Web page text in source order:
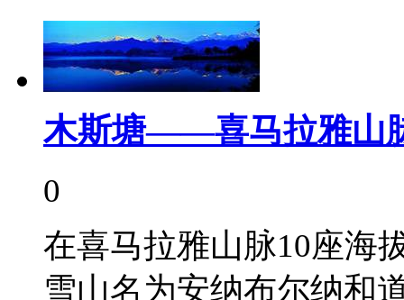
木斯塘——喜马拉雅山
0
在喜马拉雅山脉10座海
雪山名为安纳布尔纳和